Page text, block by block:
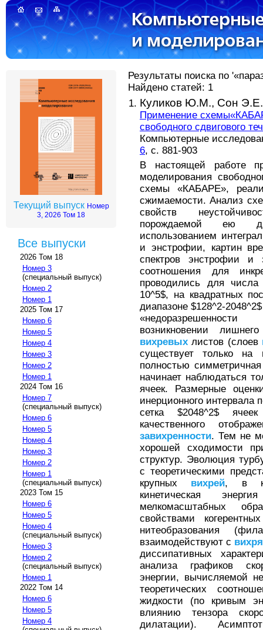
Текущий выпуск Номер
3, 2026 Том 18
Все выпуски
2026 Том 18
Номер 3
(специальный выпуск)
Номер 2
Номер 1
2025 Том 17
Номер 6
Номер 5
Номер 4
Номер 3
Номер 2
Номер 1
2024 Том 16
Номер 7
(специальный выпуск)
Номер 6
Номер 5
Номер 4
Номер 3
Номер 2
Номер 1
(специальный выпуск)
2023 Том 15
Номер 6
Номер 5
Номер 4
(специальный выпуск)
Номер 3
Номер 2
(специальный выпуск)
Номер 1
2022 Том 14
Номер 6
Номер 5
Номер 4
Результаты поиска по
Найдено статей: 1
Куликов Ю.М., Сон Э.Е.
Применение
свободного сдвигового
Компьютерные
6, с. 881-903
В настоящей работе
моделирования
схемы «КАБАРЕ»,
сжимаемости. Анализ
свойств
порождаемой ею
использованием
и энстрофии, картин
спектров энстрофии и
соотношения для
проводились для
10^5$, на квадратных
диапазоне $128^2-
возникновении
вихревых листов (слоев
существует только на
полностью
начинает наблюдаться
ячеек. Размерные
инерционного интервала
сетка $2048^2$
качественного
завихренности. Тем не
хорошей сходимости
структур. Эволюция
с теоретическими
крупных вихрей, в
кинетическая
мелкомасштабных
свойствами
нитеобразования
взаимодействуют с
диссипативных
анализа графиков
энергии, вычисляемой
теоретических
жидкости (по кривым
влиянию тензора
дилатации).